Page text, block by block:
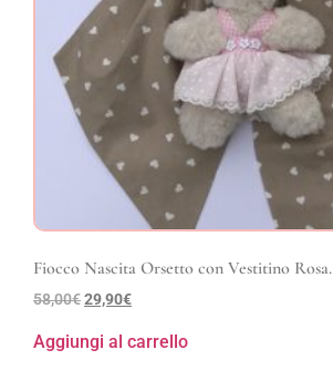
Fiocco Nascita Orsetto con Vestitino Rosa.
58,00€29,90€
Aggiungi al carrello